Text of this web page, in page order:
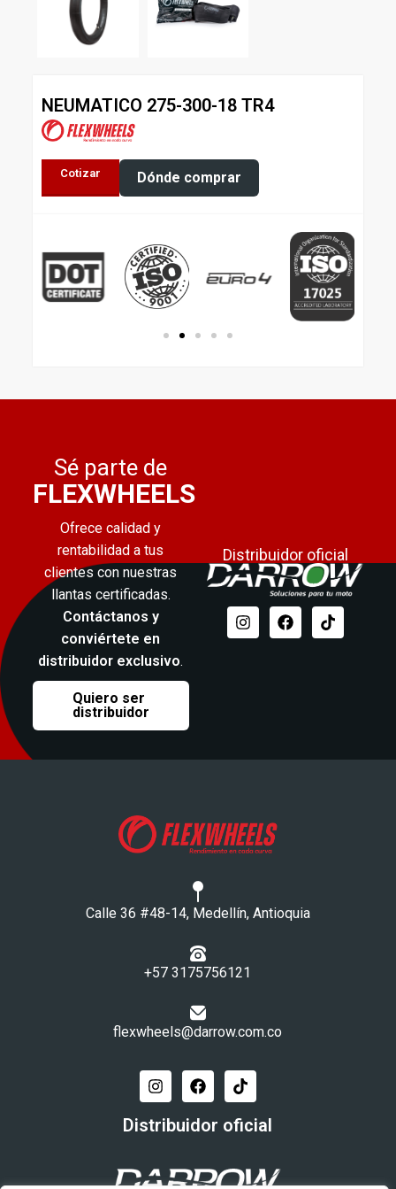
NEUMATICO 275-300-18 TR4
Cotizar Dónde comprar
Sé parte de
FLEXWHEELS
Ofrece calidad y
rentabilidad a tus
clientes con nuestras
llantas certificadas.
Contáctanos y
conviértete en
distribuidor exclusivo.
Quiero ser
distribuidor
Distribuidor oficial
Calle 36 #48-14, Medellín, Antioquia
+57 3175756121​
flexwheels@darrow.com.co
Distribuidor oficial